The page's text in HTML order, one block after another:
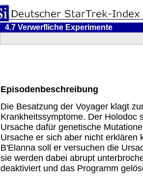
4.7 Verwerfliche Experimente
Episodenbeschreibung
Die Besatzung der Voyager klagt
Krankheitssymptome. Der Holodoc
Ursache dafür genetische
Ursache er sich aber nicht erklären
B'Elanna soll er versuchen die
sie werden dabei abrupt
deaktiviert und das Programm